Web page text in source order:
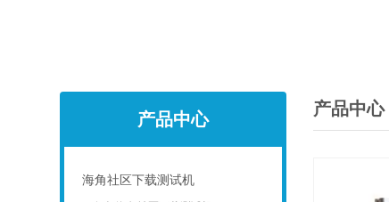
产品中心
海角社区下载测试机
产品中心